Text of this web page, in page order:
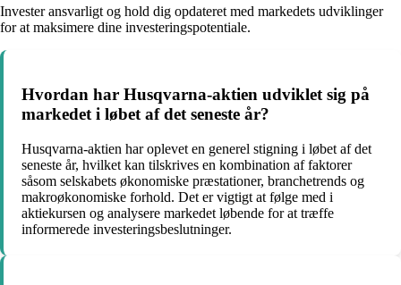
Invester ansvarligt og hold dig opdateret med markedets udviklinger
for at maksimere dine investeringspotentiale.
Hvordan har Husqvarna-aktien udviklet sig på
markedet i løbet af det seneste år?
Husqvarna-aktien har oplevet en generel stigning i løbet af det
seneste år, hvilket kan tilskrives en kombination af faktorer
såsom selskabets økonomiske præstationer, branchetrends og
makroøkonomiske forhold. Det er vigtigt at følge med i
aktiekursen og analysere markedet løbende for at træffe
informerede investeringsbeslutninger.